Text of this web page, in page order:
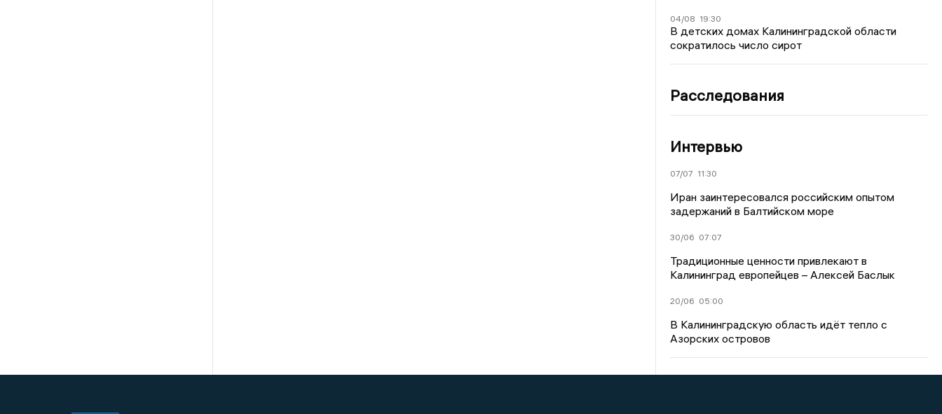
04/08 19:30
В детских домах Калининградской области
сократилось число сирот
Расследования
Интервью
07/07 11:30
Иран заинтересовался российским опытом
задержаний в Балтийском море
30/06 07:07
Традиционные ценности привлекают в
Калининград европейцев – Алексей Баслык
20/06 05:00
В Калининградскую область идёт тепло с
Азорских островов